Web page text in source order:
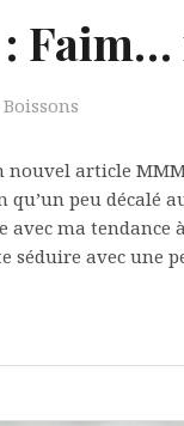
Boissons
nouvel article
qu’un peu décalé
ma tendance
séduire avec une